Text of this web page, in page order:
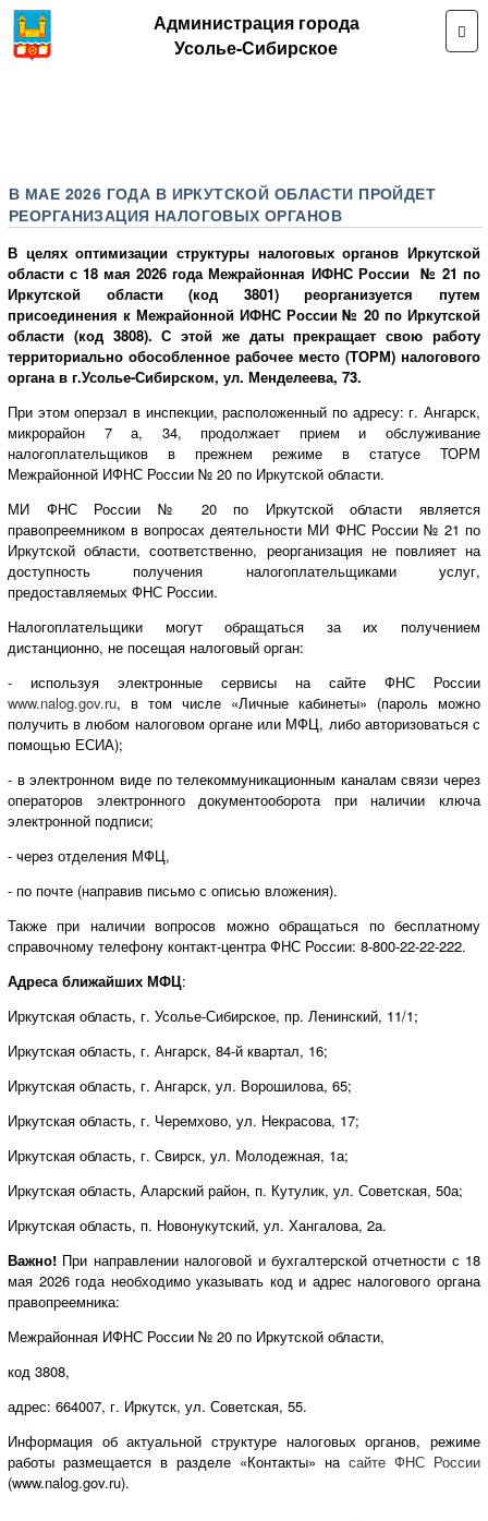
Администрация города
Усолье-Сибирское
В МАЕ 2026 ГОДА В ИРКУТСКОЙ ОБЛАСТИ ПРОЙДЕТ
РЕОРГАНИЗАЦИЯ НАЛОГОВЫХ ОРГАНОВ
В целях оптимизации структуры налоговых органов Иркутской
области с 18 мая 2026 года Межрайонная ИФНС России № 21 по
Иркутской области (код 3801) реорганизуется путем
присоединения к Межрайонной ИФНС России № 20 по Иркутской
области (код 3808). С этой же даты прекращает свою работу
территориально обособленное рабочее место (ТОРМ) налогового
органа в г.Усолье-Сибирском, ул. Менделеева, 73.
При этом оперзал в инспекции, расположенный по адресу: г. Ангарск,
микрорайон 7 а, 34, продолжает прием и обслуживание
налогоплательщиков в прежнем режиме в статусе ТОРМ
Межрайонной ИФНС России № 20 по Иркутской области.
МИ ФНС России № 20 по Иркутской области является
правопреемником в вопросах деятельности МИ ФНС России № 21 по
Иркутской области, соответственно, реорганизация не повлияет на
доступность получения налогоплательщиками услуг,
предоставляемых ФНС России.
Налогоплательщики могут обращаться за их получением
дистанционно, не посещая налоговый орган:
- используя электронные сервисы на сайте ФНС России
www.nalog.gov.ru, в том числе «Личные кабинеты» (пароль можно
получить в любом налоговом органе или МФЦ, либо авторизоваться с
помощью ЕСИА);
- в электронном виде по телекоммуникационным каналам связи через
операторов электронного документооборота при наличии ключа
электронной подписи;
- через отделения МФЦ,
- по почте (направив письмо с описью вложения).
Также при наличии вопросов можно обращаться по бесплатному
справочному телефону контакт-центра ФНС России: 8-800-22-22-222.
Адреса ближайших МФЦ:
Иркутская область, г. Усолье-Сибирское, пр. Ленинский, 11/1;
Иркутская область, г. Ангарск, 84-й квартал, 16;
Иркутская область, г. Ангарск, ул. Ворошилова, 65;
Иркутская область, г. Черемхово, ул. Некрасова, 17;
Иркутская область, г. Свирск, ул. Молодежная, 1а;
Иркутская область, Аларский район, п. Кутулик, ул. Советская, 50а;
Иркутская область, п. Новонукутский, ул. Хангалова, 2а.
Важно! При направлении налоговой и бухгалтерской отчетности с 18
мая 2026 года необходимо указывать код и адрес налогового органа
правопреемника:
Межрайонная ИФНС России № 20 по Иркутской области,
код 3808,
адрес: 664007, г. Иркутск, ул. Советская, 55.
Информация об актуальной структуре налоговых органов, режиме
работы размещается в разделе «Контакты» на сайте ФНС России
(www.nalog.gov.ru).